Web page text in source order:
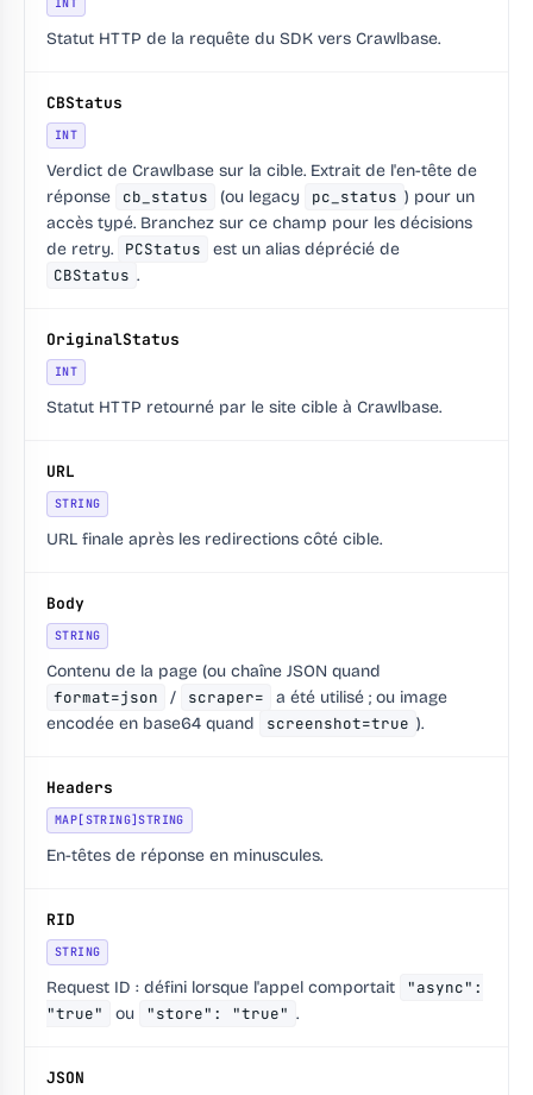
INT
Statut HTTP de la requête du SDK vers Crawlbase.
CBStatus
INT
Verdict de Crawlbase sur la cible. Extrait de l'en-tête de
réponse
cb_status (ou legacy pc_status ) pour un
accès typé. Branchez sur ce champ pour les décisions
de retry.
PCStatus
est un alias déprécié de
CBStatus .
OriginalStatus
INT
Statut HTTP retourné par le site cible à Crawlbase.
URL
STRING
URL finale après les redirections côté cible.
Body
STRING
Contenu de la page (ou chaîne JSON quand
format=json
/ scraper=
a été utilisé ; ou image
encodée en base64 quand
screenshot=true ).
Headers
MAP[STRING]STRING
En-têtes de réponse en minuscules.
RID
STRING
Request ID : défini lorsque l'appel comportait
"async":
"true"
ou "store": "true" .
JSON